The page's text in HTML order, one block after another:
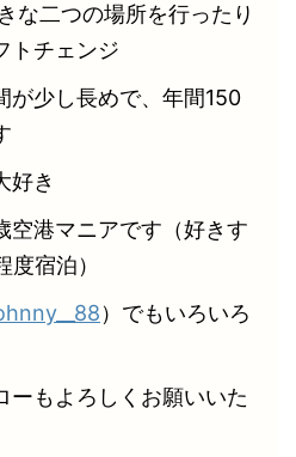
な二つの場所を行ったり
トチェンジ
が少し長めで、年間150
好き
空港マニアです（好きす
宿泊）
）でもいろいろ
ーもよろしくお願いいた